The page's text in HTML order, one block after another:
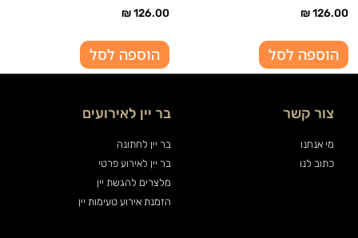
₪126.00
הוספה לסל
₪126.00
הוספה לסל
צור קשר
מי אנחנו
כתוב לנו
בר יין לאירועים
בר יין לחתונה
בר יין לאירוע פרטי
מלצרים להגשת יין
הזמנת אירוע טעימות יין